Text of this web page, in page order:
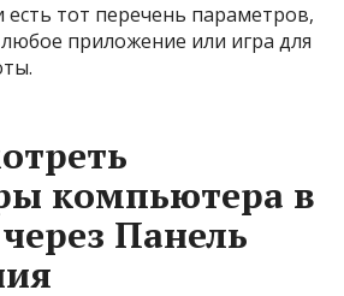
тот перечень параметров,
приложение или игра для
компьютера в
Панель